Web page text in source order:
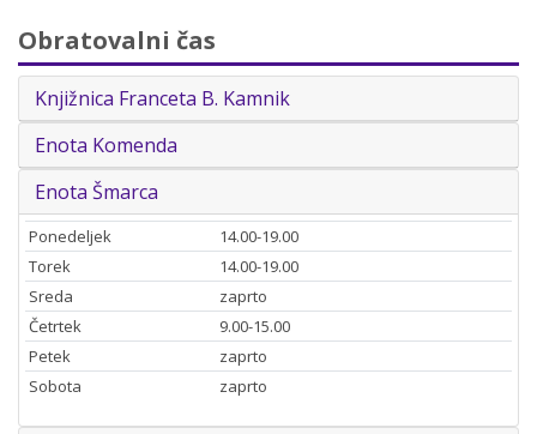
Obratovalni čas
Knjižnica Franceta B. Kamnik
Enota Komenda
Enota Šmarca
Ponedeljek
14.00-19.00
Torek
14.00-19.00
Sreda
zaprto
Četrtek
9.00-15.00
Petek
zaprto
Sobota
zaprto